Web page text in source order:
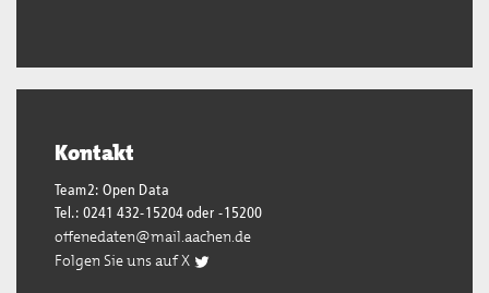
Kontakt
Team2: Open Data
Tel.: 0241 432-15204 oder -15200
offenedaten@mail.aachen.de
Folgen Sie uns auf X